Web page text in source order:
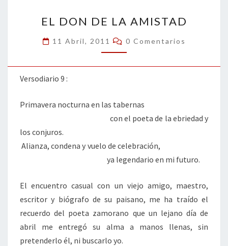
DON
DE
LA
AMISTAD
EL DON DE LA AMISTAD
11 Abril, 2011 Comentarios
0 Comentarios
Versodiario 9 :
Primavera nocturna en las tabernas
con el poeta de la ebriedad y
los conjuros.
Alianza, condena y vuelo de celebración,
ya legendario en mi futuro.
El encuentro casual con un viejo amigo, maestro,
escritor y biógrafo de su paisano, me ha traído el
recuerdo del poeta zamorano que un lejano día de
abril me entregó su alma a manos llenas, sin
pretenderlo él, ni buscarlo yo.